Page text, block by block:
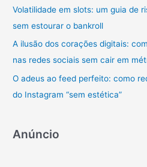
p
o
Volatilidade em slots: um guia de
sem estourar o bankroll
A ilusão dos corações digitais:
nas redes sociais sem cair em
O adeus ao feed perfeito: como
do Instagram “sem estética”
Anúncio